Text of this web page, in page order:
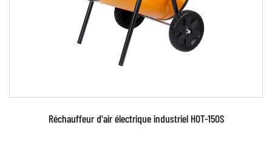
EN SAVOIR PLUS
Réchauffeur d'air électrique industriel HOT-150S